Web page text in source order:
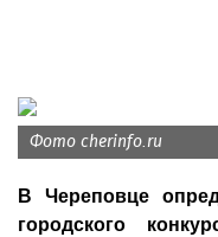
Фото cherinfo.ru
В Череповце
городского